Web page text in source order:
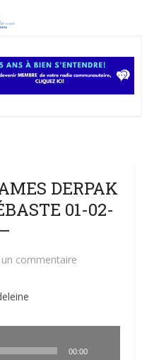
DERPAK
01-02-
commentaire
00:00